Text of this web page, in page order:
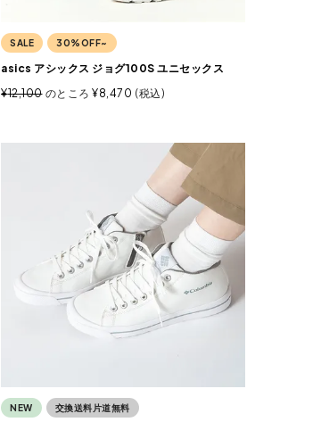
SALE 30%OFF~
asics アシックス ジョグ100S ユニセックス
¥12,100 のところ ¥8,470 税込
NEW 交換送料片道無料